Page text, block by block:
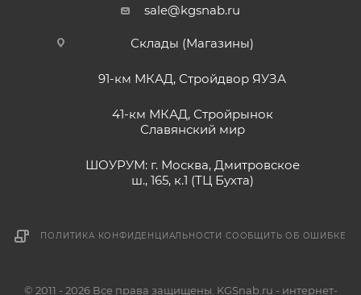
sale@kgsnab.ru
Склады (Магазины)
91-км МКАД, Стройдвор ЯУЗА
41-км МКАД, Стройрынок
Славянский мир
ШОУРУМ: г. Москва, Дмитровское
ш., 165, к.1 (ТЦ Бухта)
ПОЛИТИКА КОНФИДЕНЦИАЛЬНОСТИ СООБЩИТЬ ОБ ОШИБКЕ
© 2011 - 2026 Все права защищены. KGSnab.ru - интернет-